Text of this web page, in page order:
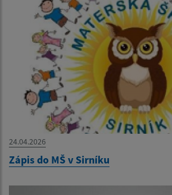
24.04.2026
Zápis do MŠ v Sirníku